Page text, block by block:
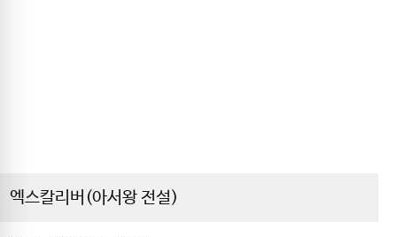
엑스칼리버(아서왕 전설)